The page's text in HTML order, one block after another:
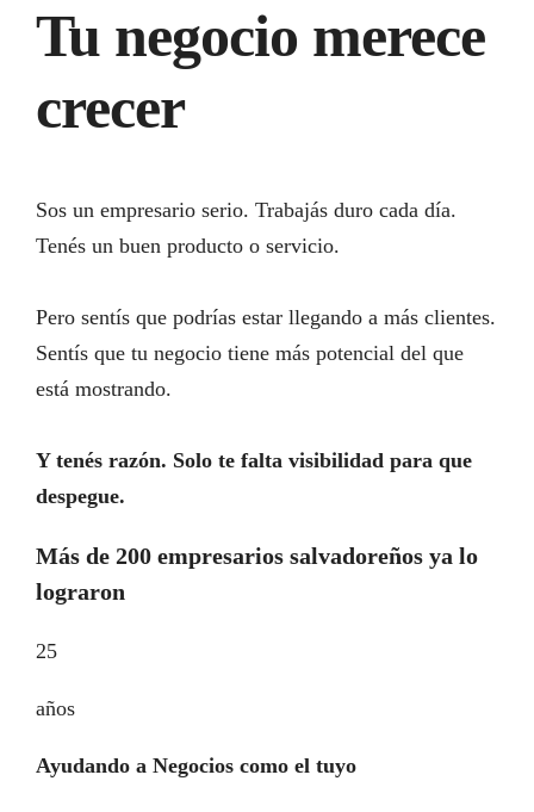
Tu negocio merece
crecer
Sos un empresario serio. Trabajás duro cada día.
Tenés un buen producto o servicio.
Pero sentís que podrías estar llegando a más clientes.
Sentís que tu negocio tiene más potencial del que
está mostrando.
Y tenés razón. Solo te falta visibilidad para que
despegue.
Más de 200 empresarios salvadoreños ya lo
lograron
25
años
Ayudando a Negocios como el tuyo